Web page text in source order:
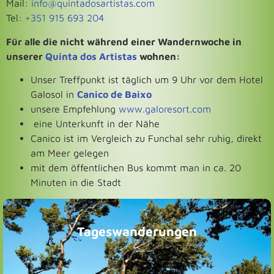
Mail: info@quintadosartistas.com
Tel: +351 915 693 204
Für alle die nicht während einer Wandernwoche in
unserer Quinta dos Artistas wohnen:
Unser Treffpunkt ist täglich um 9 Uhr vor dem Hotel
Galosol in Canico de Baixo
unsere Empfehlung www.galoresort.com
eine Unterkunft in der Nähe
Canico ist im Vergleich zu Funchal sehr ruhig, direkt
am Meer gelegen
mit dem öffentlichen Bus kommt man in ca. 20
Minuten in die Stadt
Tageswanderungen
KLICK FÜR INFOS